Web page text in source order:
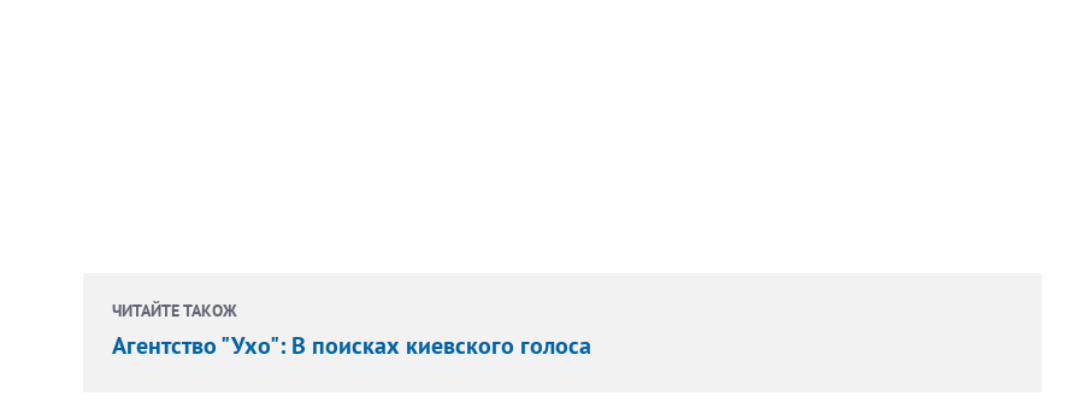
ЧИТАЙТЕ ТАКОЖ
Агентство "Ухо": В поисках киевского голоса